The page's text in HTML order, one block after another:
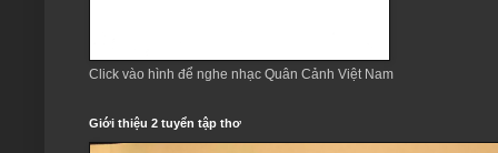
Click vào hình để nghe nhạc Quân Cảnh Việt Nam
Giới thiệu 2 tuyển tập thơ